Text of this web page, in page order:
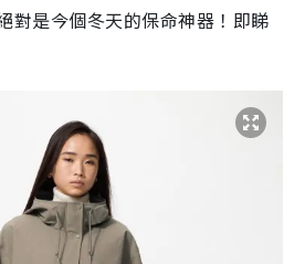
對是今個冬天的保命神器！即睇